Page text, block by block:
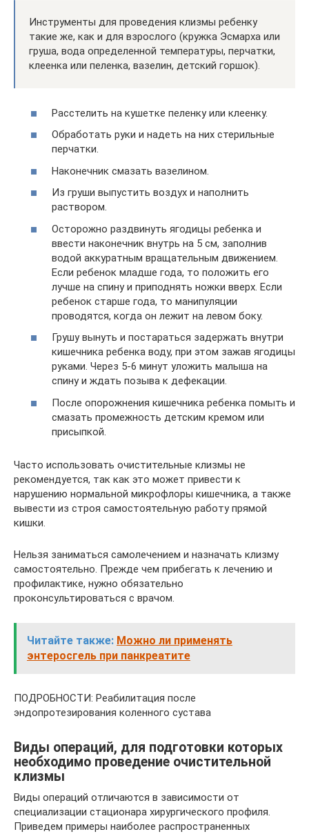
Инструменты для проведения клизмы ребенку
такие же, как и для взрослого (кружка Эсмарха или
груша, вода определенной температуры, перчатки,
клеенка или пеленка, вазелин, детский горшок).
Расстелить на кушетке пеленку или клеенку.
Обработать руки и надеть на них стерильные
перчатки.
Наконечник смазать вазелином.
Из груши выпустить воздух и наполнить
раствором.
Осторожно раздвинуть ягодицы ребенка и
ввести наконечник внутрь на 5 см, заполнив
водой аккуратным вращательным движением.
Если ребенок младше года, то положить его
лучше на спину и приподнять ножки вверх. Если
ребенок старше года, то манипуляции
проводятся, когда он лежит на левом боку.
Грушу вынуть и постараться задержать внутри
кишечника ребенка воду, при этом зажав ягодицы
руками. Через 5-6 минут уложить малыша на
спину и ждать позыва к дефекации.
После опорожнения кишечника ребенка помыть и
смазать промежность детским кремом или
присыпкой.
Часто использовать очистительные клизмы не
рекомендуется, так как это может привести к
нарушению нормальной микрофлоры кишечника, а также
вывести из строя самостоятельную работу прямой
кишки.
Нельзя заниматься самолечением и назначать клизму
самостоятельно. Прежде чем прибегать к лечению и
профилактике, нужно обязательно
проконсультироваться с врачом.
Читайте также: Можно ли применять
энтеросгель при панкреатите
ПОДРОБНОСТИ: Реабилитация после
эндопротезирования коленного сустава
Виды операций, для подготовки которых
необходимо проведение очистительной
клизмы
Виды операций отличаются в зависимости от
специализации стационара хирургического профиля.
Приведем примеры наиболее распространенных